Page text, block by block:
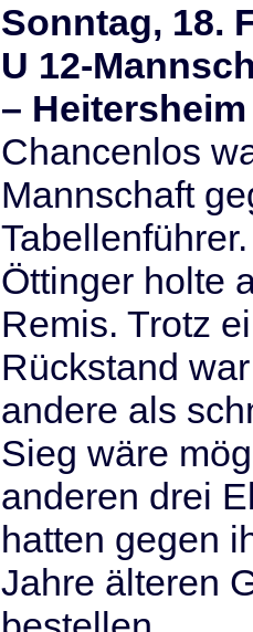
Sonntag, 18.
U 12-
– Heitersheim
Chancenlos
Mannschaft
Öttinger holte
Remis. Trotz
Rückstand
andere als
Sieg wäre
anderen drei
hatten gegen
Jahre älteren